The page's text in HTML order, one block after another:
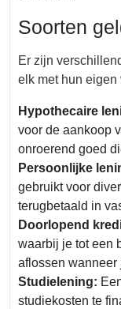
Soorten
Er zijn
elk met hun eigen
Hypothecaire
voor de aankoop
onroerend goed
Persoonlijke
gebruikt voor
terugbetaald in
Doorlopend
waarbij je tot een
aflossen wanneer
Studielening:
studiekosten te